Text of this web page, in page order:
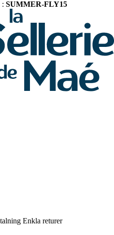
: SUMMER-FLY15
Enkla returer